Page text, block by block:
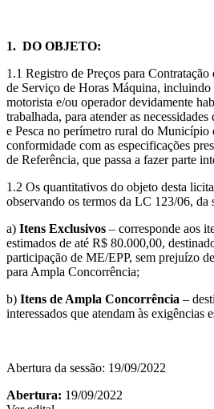
1. DO OBJETO:
1.1 Registro de Preços para Contratação
de Serviço de Horas Máquina,
motorista e/ou operador devidamente
trabalhada, para atender as
e Pesca no perímetro rural do Município
conformidade com as especificações
de Referência, que passa a fazer parte
1.2 Os quantitativos do objeto desta
observando os termos da LC 123/06, da
a) Itens Exclusivos – corresponde aos
estimados de até R$ 80.000,00,
participação de ME/EPP, sem prejuízo
para Ampla Concorrência;
b) Itens de Ampla Concorrência –
interessados que atendam às exigências
Abertura da sessão: 19/09/2022
Abertura: 19/09/2022